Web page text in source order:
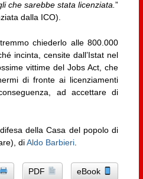
che sarebbe stata licenziata.”
dalla ICO).
chiederlo alle 800.000
incinta, censite dall’Istat nel
vittime del Jobs Act, che
di fronte ai licenziamenti
ad accettare di
della Casa del popolo di
diAldo Barbieri.
PDF eBook